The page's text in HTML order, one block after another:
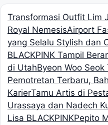
Transformasi Outfit Lim
Royal NemesisAirport
yang Selalu Stylish dan
BLACKPINK Tampil
di UtahByeon Woo
Pemotretan Terbaru,
KarierTamu Artis di
Urassaya dan Nadech
Lisa BLACKPINKPepito